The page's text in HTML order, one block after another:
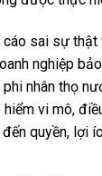
cáo sai sự thật
nghiệp
nhân thọ
hiểm vi mô,
quyền, lợi